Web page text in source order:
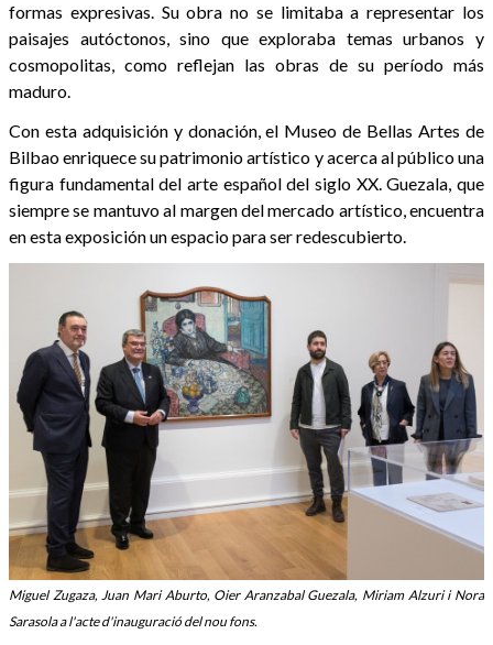
formas expresivas. Su obra no se limitaba a representar los
paisajes autóctonos, sino que exploraba temas urbanos y
cosmopolitas, como reflejan las obras de su período más
maduro.
Con esta adquisición y donación, el Museo de Bellas Artes de
Bilbao enriquece su patrimonio artístico y acerca al público una
figura fundamental del arte español del siglo XX. Guezala, que
siempre se mantuvo al margen del mercado artístico, encuentra
en esta exposición un espacio para ser redescubierto.
Miguel Zugaza, Juan Mari Aburto, Oier Aranzabal Guezala, Miriam Alzuri i Nora
Sarasola a l'acte d'inauguració del nou fons.